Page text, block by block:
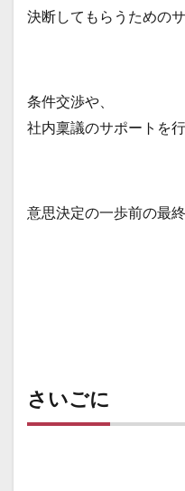
決断してもらうための
条件交渉や、
社内稟議のサポートを行
意思決定の一歩前の最
さいごに